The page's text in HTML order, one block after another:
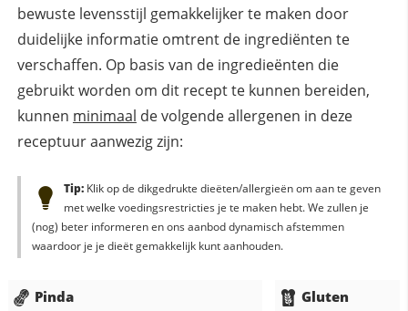
bewuste levensstijl gemakkelijker te maken door
duidelijke informatie omtrent de ingrediënten te
verschaffen. Op basis van de ingredieënten die
gebruikt worden om dit recept te kunnen bereiden,
kunnen minimaal de volgende allergenen in deze
receptuur aanwezig zijn:
Tip:Klik op de dikgedrukte dieëten/allergieën om aan te geven
met welke voedingsrestricties je te maken hebt. We zullen je
(nog) beter informeren en ons aanbod dynamisch afstemmen
waardoor je je dieët gemakkelijk kunt aanhouden.
Pinda Gluten